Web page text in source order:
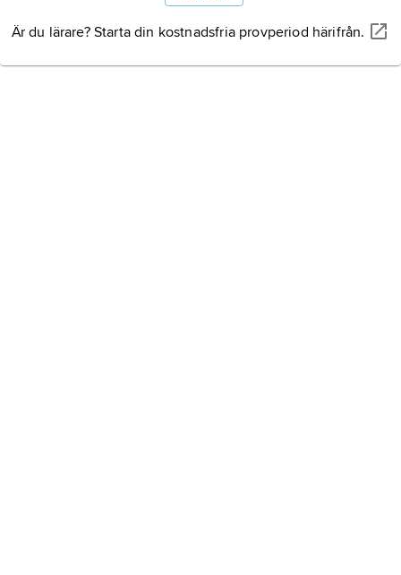
Är du lärare? Starta din kostnadsfria provperiod härifrån.